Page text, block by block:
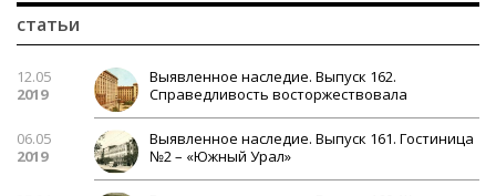
статьи
12.05
2019
Выявленное наследие. Выпуск 162.
Справедливость восторжествовала
06.05
2019
Выявленное наследие. Выпуск 161. Гостиница
№2 – «Южный Урал»